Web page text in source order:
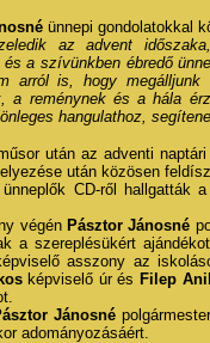
ünnepi gondolatokkal
az advent
és a szívünkben ébredő
arról is, hogy
a reménynek és a hála
hangulathoz,
után az adventi
után közösen
CD-ről hallgatták
végén Pásztor Jánosné
a szereplésükért
asszony az
képviselő úr és Filep
Jánosné
adományozásáért.